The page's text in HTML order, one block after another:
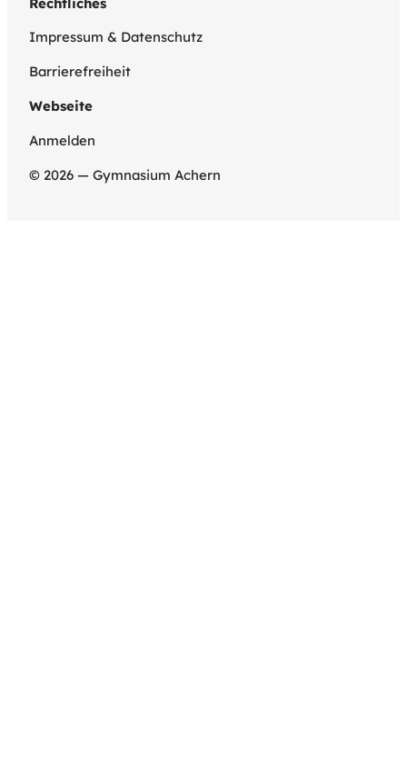
Impressum & Datenschutz
Barrierefreiheit
Webseite
Anmelden
© 2026 — Gymnasium Achern